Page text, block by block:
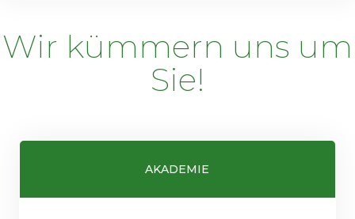
Wir kümmern uns um
Sie!
AKADEMIE